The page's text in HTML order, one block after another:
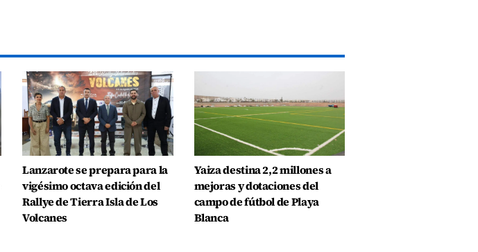
Lanzarote se prepara para la
vigésimo octava edición del
Rallye de Tierra Isla de Los
Volcanes
Yaiza destina 2,2 millones a
mejoras y dotaciones del
campo de fútbol de Playa
Blanca